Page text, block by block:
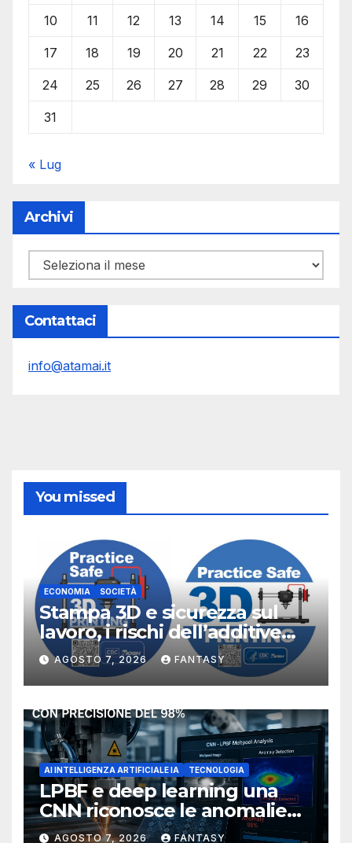
10 11 12 13 14 15 16
17 18 19 20 21 22 23
24 25 26 27 28 29 30
31
« Lug
Archivi
Archivi
Contattaci
info@atamai.it
You missed
ECONOMIA SOCIETÀ
Stampa 3D e sicurezza sul
lavoro, i rischi dell’additive
manufacturing secondo
NIOSH
AGOSTO 7, 2026 FANTASY
AI INTELLIGENZA ARTIFICIALE IA TECNOLOGIA
LPBF e deep learning una
CNN riconosce le anomalie
del bagno di fusione
AGOSTO 7, 2026 FANTASY